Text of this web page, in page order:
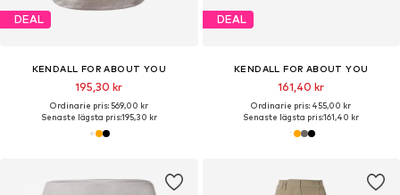
DEAL
KENDALL FOR ABOUT YOU
195,30 kr
Ordinarie pris: 569,00 kr
Senaste lägsta pris:195,30 kr
DEAL
KENDALL FOR ABOUT YOU
161,40 kr
Ordinarie pris: 455,00 kr
Senaste lägsta pris:161,40 kr